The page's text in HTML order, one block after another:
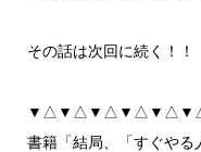
その話は次回に続く！！
書籍「結局、「すぐやる